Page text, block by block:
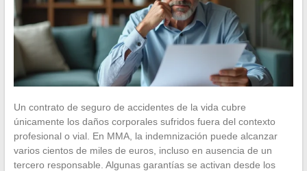
Un contrato de seguro de accidentes de la vida cubre
únicamente los daños corporales sufridos fuera del contexto
profesional o vial. En MMA, la indemnización puede alcanzar
varios cientos de miles de euros, incluso en ausencia de un
tercero responsable. Algunas garantías se activan desde los